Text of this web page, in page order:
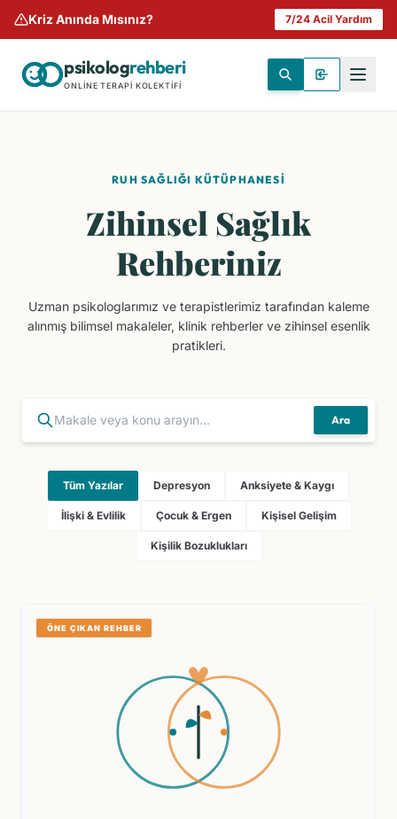
Kriz Anında Mısınız? 7/24 Acil Yardım
psikologrehberi
ONLINE TERAPI KOLEKTIFI
RUH SAĞLIĞI KÜTÜPHANESI
Zihinsel Sağlık
Rehberiniz
Uzman psikologlarımız ve terapistlerimiz tarafından kaleme
alınmış bilimsel makaleler, klinik rehberler ve zihinsel esenlik
pratikleri.
Ara
Tüm Yazılar Depresyon Anksiyete & Kaygı
İlişki & Evlilik Çocuk & Ergen Kişisel Gelişim
Kişilik Bozuklukları
ÖNE ÇIKAN REHBER